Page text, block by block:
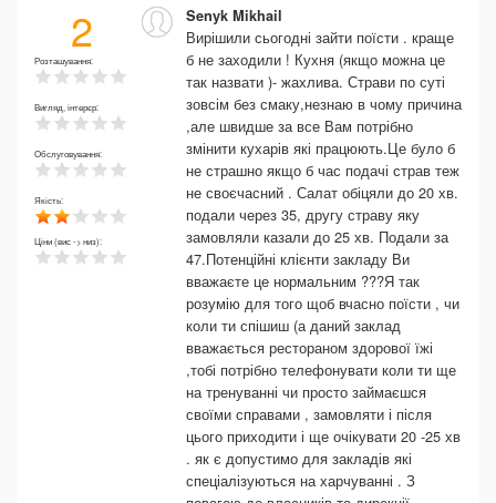
2
Розташування:
Вигляд, інтерєр:
Обслуговування:
Якість:
Ціни (вис -> низ):
Senyk Mikhail
Вирішили сьогодні зайти поїсти . краще
б не заходили ! Кухня (якщо можна це
так назвати )- жахлива. Страви по суті
зовсім без смаку,незнаю в чому причина
,але швидше за все Вам потрібно
змінити кухарів які працюють.Це було б
не страшно якщо б час подачі страв теж
не своєчасний . Салат обіцяли до 20 хв.
подали через 35, другу страву яку
замовляли казали до 25 хв. Подали за
47.Потенційні клієнти закладу Ви
вважаєте це нормальним ???Я так
розумію для того щоб вчасно поїсти , чи
коли ти спішиш (а даний заклад
вважається рестораном здорової їжі
,тобі потрібно телефонувати коли ти ще
на тренуванні чи просто займаєшся
своїми справами , замовляти і після
цього приходити і ще очікувати 20 -25 хв
. як є допустимо для закладів які
спеціалізуються на харчуванні . З